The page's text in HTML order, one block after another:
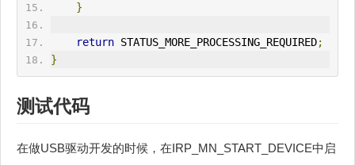
}
return STATUS_MORE_PROCESSING_REQUIRED;
}
测试代码
在做USB驱动开发的时候，在IRP_MN_START_DEVICE中启